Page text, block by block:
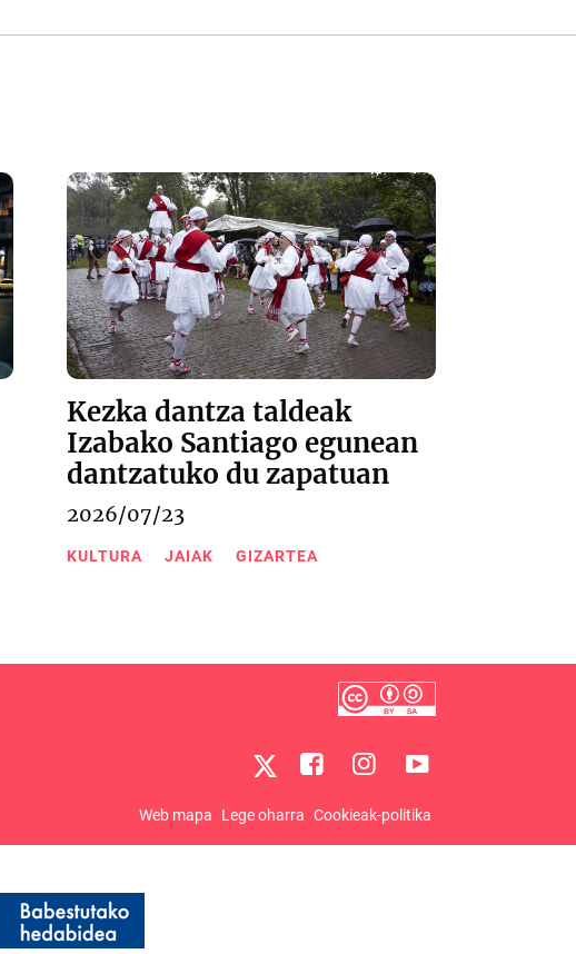
Kezka dantza taldeak
Izabako Santiago egunean
dantzatuko du zapatuan
2026/07/23
KULTURA JAIAK GIZARTEA
Web mapa Lege oharra Cookieak-politika